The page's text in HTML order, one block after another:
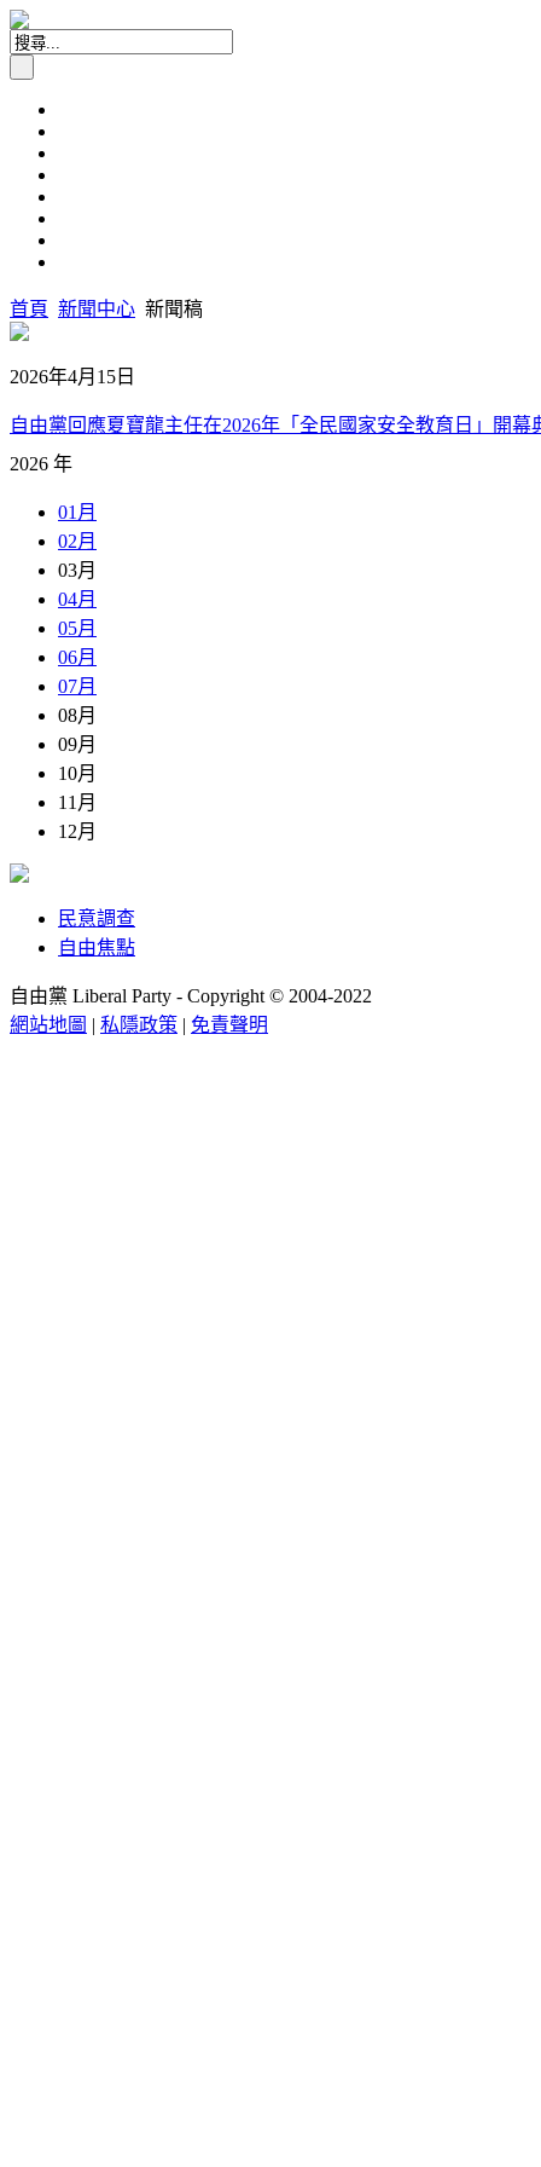
首頁 新聞中心 新聞稿
2026年4月15日
自由黨回應夏寶龍主任在2026年「全民國家安全教育日」開
2026 年
01月
02月
03月
04月
05月
06月
07月
08月
09月
10月
11月
12月
民意調查
自由焦點
自由黨 Liberal Party - Copyright © 2004-2022
網站地圖 | 私隱政策 | 免責聲明